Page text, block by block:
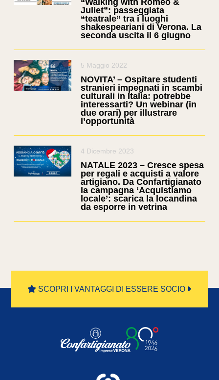
“Walking with Romeo &
Juliet”: passeggiata
“teatrale” tra i luoghi
shakespeariani di Verona. La
seconda uscita il 6 giugno
5 Maggio 2022
NOVITA’ – Ospitare studenti
stranieri impegnati in scambi
culturali in Italia: potrebbe
interessarti? Un webinar (in
due orari) per illustrare
l’opportunità
4 Dicembre 2023
NATALE 2023 – Cresce spesa
per regali e acquisti a valore
artigiano. Da Confartigianato
la campagna ‘Acquistiamo
locale’: scarica la locandina
da esporre in vetrina
SCOPRI I VANTAGGI DI ESSERE SOCIO